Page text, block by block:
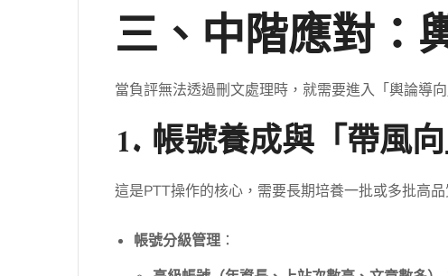
三、中階應對：
當負評無法透過刪文處理時，就需要進入「輿論導
1. 帳號養成與「帶風
這是PTT操作的核心，需要長期培養一批或多批高品
帳號分級管理：